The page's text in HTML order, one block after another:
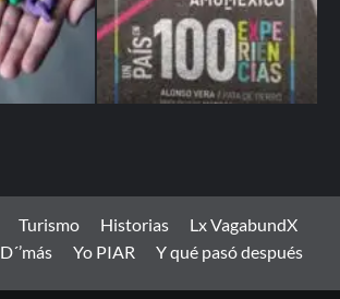
Turismo Historias
Lx VagabundX
D´’más Yo PIAR Y qué pasó después